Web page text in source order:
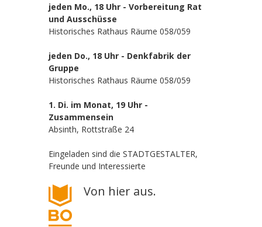
jeden Mo., 18 Uhr - Vorbereitung Rat
und Ausschüsse
Historisches Rathaus Räume 058/059
jeden Do., 18 Uhr - Denkfabrik der
Gruppe
Historisches Rathaus Räume 058/059
1. Di. im Monat, 19 Uhr -
Zusammensein
Absinth, Rottstraße 24
Eingeladen sind die STADTGESTALTER,
Freunde und Interessierte
Von hier aus.